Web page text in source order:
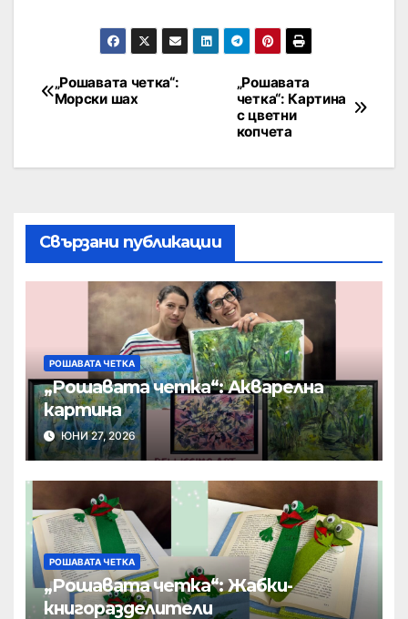
„Рошавата
четка“: Картина
с цветни
копчета
„Рошавата четка“:
Морски шах
Свързани публикации
РОШАВАТА ЧЕТКА
„Рошавата четка“: Акварелна
картина
ЮНИ 27, 2026
РОШАВАТА ЧЕТКА
„Рошавата четка“: Жабки-
книгоразделители